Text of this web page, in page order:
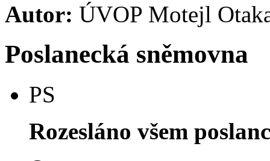
Autor: ÚVOP Motejl
Poslanecká sněmovna
PS
Rozesláno všem